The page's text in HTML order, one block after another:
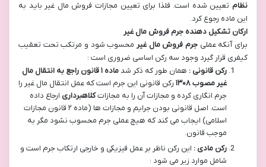
نظام تعیین شده است. فلذا برای تعیین مجازات فروش مال غیر باید به
این ماده رجوع کرد.
ارکان تشکیل دهنده جرم فروش مال غیر
برای آنکه عملی جرم فروش مال غیر محسوب شود و مرتکب تحت تعقیب
کیفری قرار گیرد وجود سه رکن اساسی ضروری است :
رکن قانونی : همان طور که ذکر شدماده ۱قانون راجع به انتقال مال
غیر مصوب۱۳۰۸ رکن قانونی این جرم است که عمل انتقال مال غیر را
جرم انگاری کرده و مجازات آن را به مجازاتکلاهبرداری ارجاع داده
است. اصل قانونی بودن جرایم و مجازات ها (ماده ۲ قانون مجازات
اسلامی) ایجاب می کند که هیچ عملی جرم محسوب نشود مگر به
موجب قانون.
رکن مادی : این رکن ناظر بر عمل فیزیکی و خارجی ارتکاب جرم است و
شامل موارد زیر می شود :